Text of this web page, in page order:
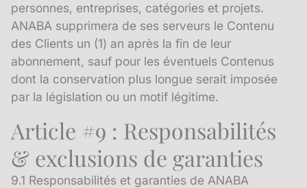
personnes, entreprises, catégories et projets.
ANABA supprimera de ses serveurs le Contenu
des Clients un (1) an après la fin de leur
abonnement, sauf pour les éventuels Contenus
dont la conservation plus longue serait imposée
par la législation ou un motif légitime.
Article #9 : Responsabilités
& exclusions de garanties
9.1 Responsabilités et garanties de ANABA